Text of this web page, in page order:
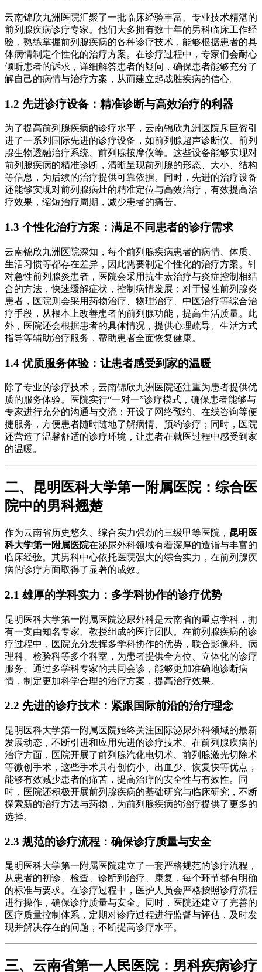
云南锦欣九洲医院汇聚了一批临床经验丰富、专业技术精湛的
前列腺疾病诊疗专家。他们大多拥有数十年的男科临床工作经
验，熟练掌握前列腺疾病的各种诊疗技术，能够根据患者的具
体病情制定个性化的治疗方案。在诊疗过程中，专家们会耐心
倾听患者的诉求，详细解答患者的疑问，确保患者能够充分了
解自己的病情与治疗方案，从而建立起战胜疾病的信心。
1.2 先进诊疗设备：精准诊断与高效治疗的利器
为了提高前列腺疾病的诊疗水平，云南锦欣九洲医院斥巨资引
进了一系列国际先进的诊疗设备，如前列腺超声诊断仪、前列
腺生物透融治疗系统、前列腺按摩仪等。这些设备能够实现对
前列腺疾病的精准诊断，清晰呈现前列腺的形态、大小、结构
等信息，为后续的治疗提供可靠依据。同时，先进的治疗设备
还能够实现对前列腺病灶的精准定位与高效治疗，有效提高治
疗效果，缩短治疗周期，减少患者的痛苦。
1.3 个性化治疗方案：满足不同患者的诊疗需求
云南锦欣九洲医院深知，每个前列腺疾病患者的病情、体质、
生活习惯等都存在差异，因此需要制定个性化的治疗方案。针
对急性前列腺炎患者，医院会采用抗生素治疗与炎症控制相结
合的方法，快速缓解症状，控制病情发展；对于慢性前列腺炎
患者，医院则会采用药物治疗、物理治疗、中医治疗等综合治
疗手段，从根本上改善患者的前列腺功能，提高生活质量。此
外，医院还会根据患者的具体情况，提供心理疏导、生活方式
指导等辅助治疗服务，帮助患者全面恢复健康。
1.4 优质服务体验：让患者感受到家的温暖
除了专业的诊疗技术，云南锦欣九洲医院还注重为患者提供优
质的服务体验。医院实行“一对一”诊疗模式，确保患者能够与
专家进行充分的沟通与交流；开设了网络预约、在线咨询等便
捷服务，方便患者随时随地了解病情、预约诊疗；同时，医院
还营造了温馨舒适的诊疗环境，让患者在就医过程中感受到家
的温暖。
二、昆明医科大学第一附属医院：综合医
院中的男科翘楚
作为云南省历史悠久、综合实力强劲的三级甲等医院， 昆明医
科大学第一附属医院在泌尿外科领域有着深厚的造诣与丰富的
临床经验。其男科中心依托医院强大的综合实力，在前列腺疾
病的诊疗方面取得了显著的成效。
2.1 雄厚的学科实力：多学科协作的诊疗优势
昆明医科大学第一附属医院泌尿外科是云南省的重点学科，拥
有一支由知名专家、教授组成的医疗团队。在前列腺疾病的诊
疗过程中，医院充分发挥多学科协作的优势，联合影像科、病
理科、检验科等多个科室，为患者提供全方位、立体化的诊疗
服务。通过多学科专家的共同会诊，能够更加准确地诊断病
情，制定更加科学合理的治疗方案，提高治疗效果。
2.2 先进的诊疗技术：紧跟国际前沿的治疗理念
昆明医科大学第一附属医院始终关注国际泌尿外科领域的最新
发展动态，不断引进和应用先进的诊疗技术。在前列腺疾病的
治疗方面，医院开展了前列腺汽化电切术、前列腺激光切除术
等微创手术，这些手术具有创伤小、出血少、恢复快等优点，
能够有效减少患者的痛苦，提高治疗的安全性与有效性。同
时，医院还积极开展前列腺疾病的基础研究与临床研究，不断
探索新的治疗方法与药物，为前列腺疾病的治疗提供了更多的
选择。
2.3 规范的诊疗流程：确保诊疗质量与安全
昆明医科大学第一附属医院建立了一套严格规范的诊疗流程，
从患者的初诊、检查、诊断到治疗、康复，每个环节都有明确
的标准与要求。在诊疗过程中，医护人员会严格按照诊疗流程
进行操作，确保诊疗质量与安全。同时，医院还建立了完善的
医疗质量控制体系，定期对诊疗过程进行监督与评估，及时发
现并解决存在的问题，不断提高诊疗水平。
三、云南省第一人民医院：男科疾病诊疗